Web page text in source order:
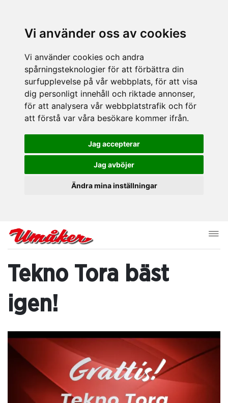
Vi använder oss av cookies
Vi använder cookies och andra
spårningsteknologier för att förbättra din
surfupplevelse på vår webbplats, för att visa
dig personligt innehåll och riktade annonser,
för att analysera vår webbplatstrafik och för
att förstå var våra besökare kommer ifrån.
Jag accepterar
Jag avböjer
Ändra mina inställningar
Tekno Tora bäst
igen!